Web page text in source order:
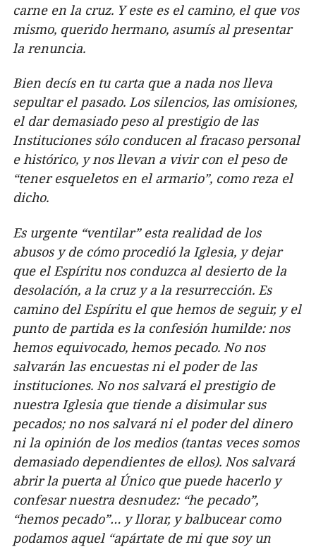
carne en la cruz. Y este es el camino, el que vos
mismo, querido hermano, asumís al presentar
la renuncia.
Bien decís en tu carta que a nada nos lleva
sepultar el pasado. Los silencios, las omisiones,
el dar demasiado peso al prestigio de las
Instituciones sólo conducen al fracaso personal
e histórico, y nos llevan a vivir con el peso de
“tener esqueletos en el armario”, como reza el
dicho.
Es urgente “ventilar” esta realidad de los
abusos y de cómo procedió la Iglesia, y dejar
que el Espíritu nos conduzca al desierto de la
desolación, a la cruz y a la resurrección. Es
camino del Espíritu el que hemos de seguir, y el
punto de partida es la confesión humilde: nos
hemos equivocado, hemos pecado. No nos
salvarán las encuestas ni el poder de las
instituciones. No nos salvará el prestigio de
nuestra Iglesia que tiende a disimular sus
pecados; no nos salvará ni el poder del dinero
ni la opinión de los medios (tantas veces somos
demasiado dependientes de ellos). Nos salvará
abrir la puerta al Único que puede hacerlo y
confesar nuestra desnudez: “he pecado”,
“hemos pecado”… y llorar, y balbucear como
podamos aquel “apártate de mi que soy un